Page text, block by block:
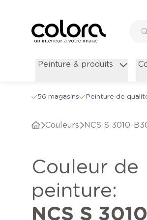
Peinture & produits
56 magasins Peinture de
Couleurs NCS S 3010-
Couleur de
peinture:
NCS S